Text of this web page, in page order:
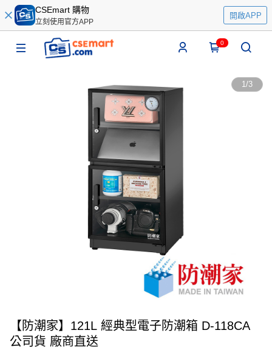
CSEmart 購物
立刻使用官方APP
開啟APP
0
1/3
【防潮家】121L 經典型電子防潮箱 D-118CA
公司貨 廠商直送